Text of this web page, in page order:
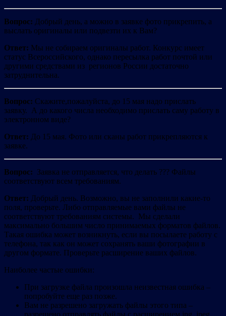
Вопрос: Добрый день, а можно в заявке фото прикрепить, а
выслать оригиналы или подвезти их к Вам?
Ответ: Мы не собираем оригиналы работ. Конкурс имеет
статус Всероссийского, однако пересылка работ почтой или
другими средствами из регионов России достаточно
затруднительна.
Вопрос: Скажите,пожалуйста, до 15 мая надо прислать
заявку. А до какого числа необходимо прислать саму работу в
электронном виде?
Ответ: До 15 мая. Фото или сканы работ прикрепляются к
заявке.
Вопрос: Заявка не отправляется, что делать ??? Файлы
соответствуют всем требованиям.
Ответ: Добрый день. Возможно, вы не заполнили какие-то
поля, проверьте. Либо отправляемые вами файлы не
соответствуют требованиям системы. Мы сделали
максимально большим число принимаемых форматов файлов.
Такая ошибка может возникнуть, если вы посылаете работу с
телефона, так как он может сохранять ваши фотографии в
другом формате. Проверьте расширение ваших файлов.
Наиболее частые ошибки:
При загрузке файла произошла неизвестная ошибка –
попробуйте еще раз позже.
Вам не разрешено загружать файлы этого типа –
разрешено отправлять файлы с расширением jpg, jpeg,